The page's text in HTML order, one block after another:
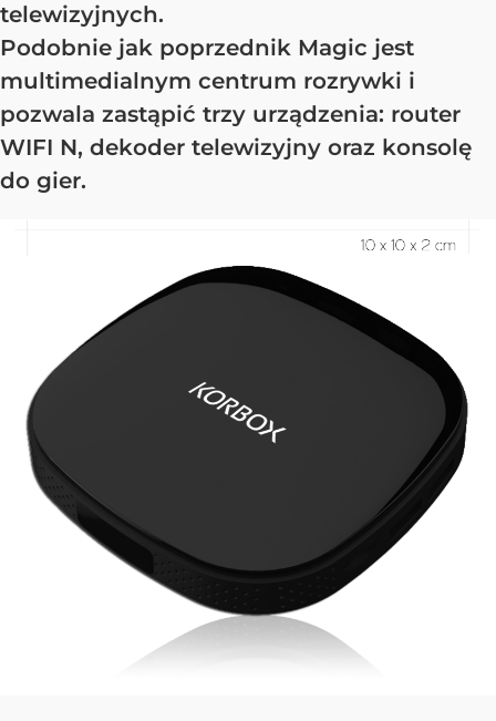
telewizyjnych.
Podobnie jak poprzednik Magic jest
multimedialnym centrum rozrywki i
pozwala zastąpić trzy urządzenia: router
WIFI N, dekoder telewizyjny oraz konsolę
do gier.